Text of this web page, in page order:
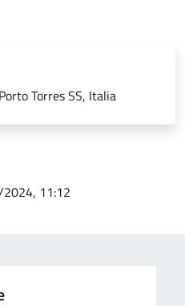
Torres SS, Italia
11:12